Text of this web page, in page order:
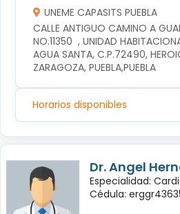
UNEME CAPASITS PUEBLA
CALLE ANTIGUO CAMINO A
NO.11350  , UNIDAD
AGUA SANTA, C.P.72490,
ZARAGOZA, PUEBLA,PUEBLA
Horarios disponibles
Dr. Angel
Especialidad:
Cédula: